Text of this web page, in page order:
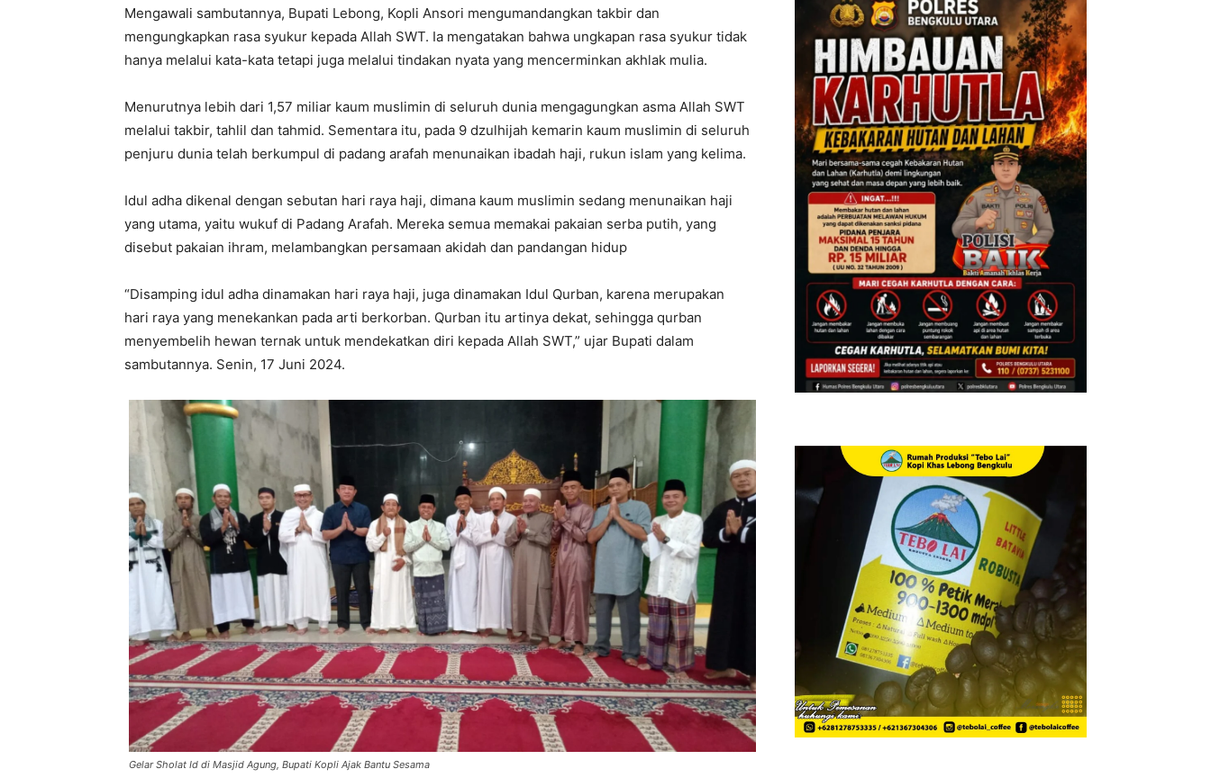
Mengawali sambutannya, Bupati Lebong, Kopli Ansori mengumandangkan takbir dan
mengungkapkan rasa syukur kepada Allah SWT. Ia mengatakan bahwa ungkapan rasa syukur tidak
hanya melalui kata-kata tetapi juga melalui tindakan nyata yang mencerminkan akhlak mulia.
Menurutnya lebih dari 1,57 miliar kaum muslimin di seluruh dunia mengagungkan asma Allah SWT
melalui takbir, tahlil dan tahmid. Sementara itu, pada 9 dzulhijah kemarin kaum muslimin di seluruh
penjuru dunia telah berkumpul di padang arafah menunaikan ibadah haji, rukun islam yang kelima.
Idul adha dikenal dengan sebutan hari raya haji, dimana kaum muslimin sedang menunaikan haji
yang utama, yaitu wukuf di Padang Arafah. Mereka semua memakai pakaian serba putih, yang
disebut pakaian ihram, melambangkan persamaan akidah dan pandangan hidup
“Disamping idul adha dinamakan hari raya haji, juga dinamakan Idul Qurban, karena merupakan
hari raya yang menekankan pada arti berkorban. Qurban itu artinya dekat, sehingga qurban
menyembelih hewan ternak untuk mendekatkan diri kepada Allah SWT,” ujar Bupati dalam
sambutannya. Senin, 17 Juni 2024.
Gelar Sholat Id di Masjid Agung, Bupati Kopli Ajak Bantu Sesama